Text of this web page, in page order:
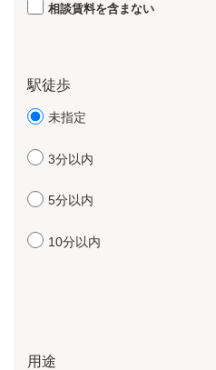
相談賃料を含まない
駅徒歩
未指定
3分以内
5分以内
10分以内
用途